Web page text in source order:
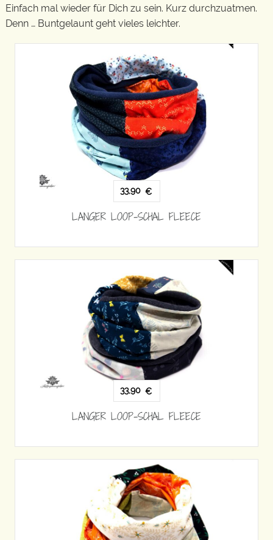
Einfach mal wieder für Dich zu sein. Kurz durchzuatmen.
Denn … Buntgelaunt geht vieles leichter.
33,90 €
LANGER LOOP-SCHAL FLEECE
33,90 €
LANGER LOOP-SCHAL FLEECE